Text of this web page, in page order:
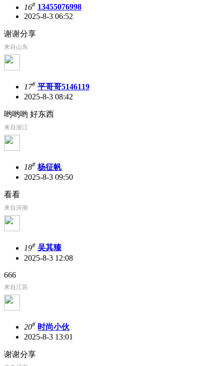
16# 13455076998
2025-8-3 06:52
谢谢分享
来自山东
17# 平哥哥5146119
2025-8-3 08:42
哟哟哟 好东西
来自浙江
18# 杨征帆
2025-8-3 09:50
看看
来自河南
19# 吴其臻
2025-8-3 12:08
666
来自江苏
20# 时尚小伙
2025-8-3 13:01
谢谢分享